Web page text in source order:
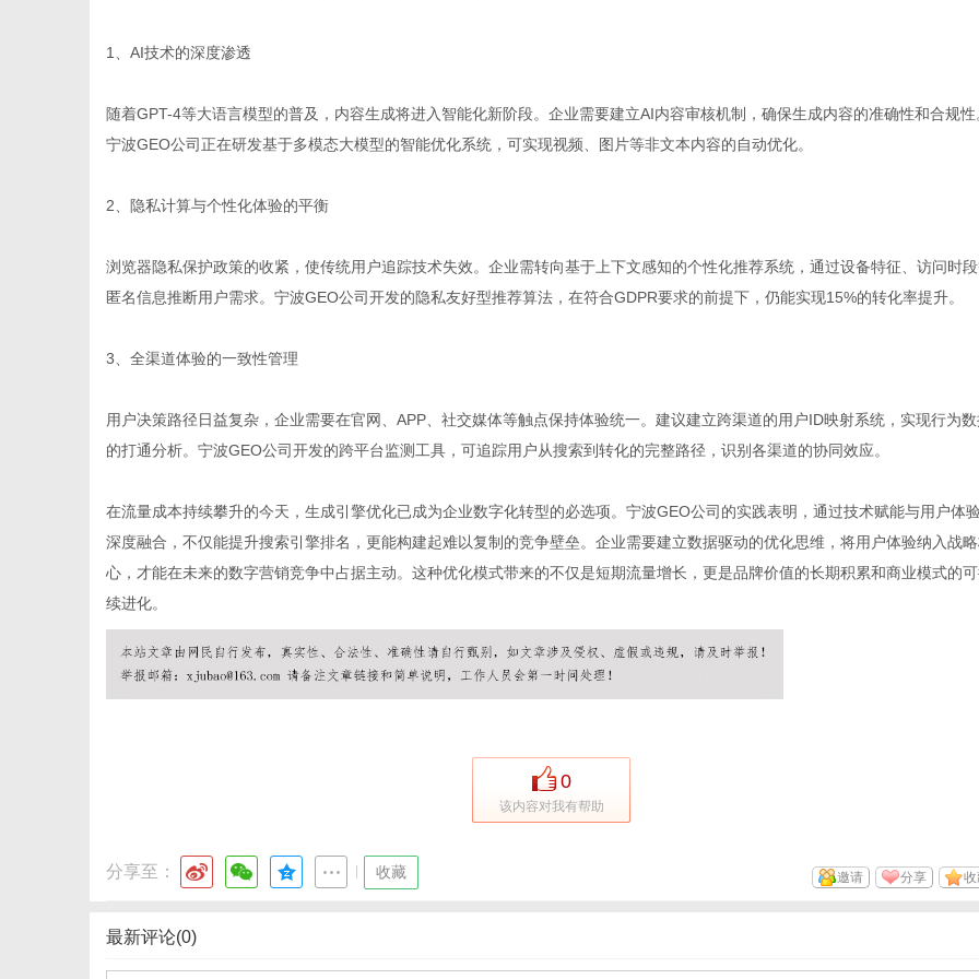
1、AI技术的深度渗透
随着GPT-4等大语言模型的普及，内容生成将进入智能化新阶段。企业需要建立AI内容审核机制，确保生成内容的准确性和合规性
宁波GEO公司正在研发基于多模态大模型的智能优化系统，可实现视频、图片等非文本内容的自动优化。
2、隐私计算与个性化体验的平衡
浏览器隐私保护政策的收紧，使传统用户追踪技术失效。企业需转向基于上下文感知的个性化推荐系统，通过设备特征、访问时
匿名信息推断用户需求。宁波GEO公司开发的隐私友好型推荐算法，在符合GDPR要求的前提下，仍能实现15%的转化率提升。
3、全渠道体验的一致性管理
用户决策路径日益复杂，企业需要在官网、APP、社交媒体等触点保持体验统一。建议建立跨渠道的用户ID映射系统，实现行为
的打通分析。宁波GEO公司开发的跨平台监测工具，可追踪用户从搜索到转化的完整路径，识别各渠道的协同效应。
在流量成本持续攀升的今天，生成引擎优化已成为企业数字化转型的必选项。宁波GEO公司的实践表明，通过技术赋能与用户体
深度融合，不仅能提升搜索引擎排名，更能构建起难以复制的竞争壁垒。企业需要建立数据驱动的优化思维，将用户体验纳入战
心，才能在未来的数字营销竞争中占据主动。这种优化模式带来的不仅是短期流量增长，更是品牌价值的长期积累和商业模式的
续进化。
0
该内容对我有帮助
分享至： 收藏 分享
邀请
最新评论(0)